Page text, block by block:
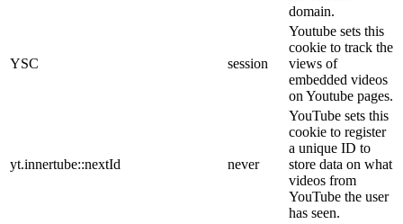
domain.
YSC session
Youtube sets this
cookie to track the
views of
embedded videos
on Youtube pages.
yt.innertube::nextId never
YouTube sets this
cookie to register
a unique ID to
store data on what
videos from
YouTube the user
has seen.